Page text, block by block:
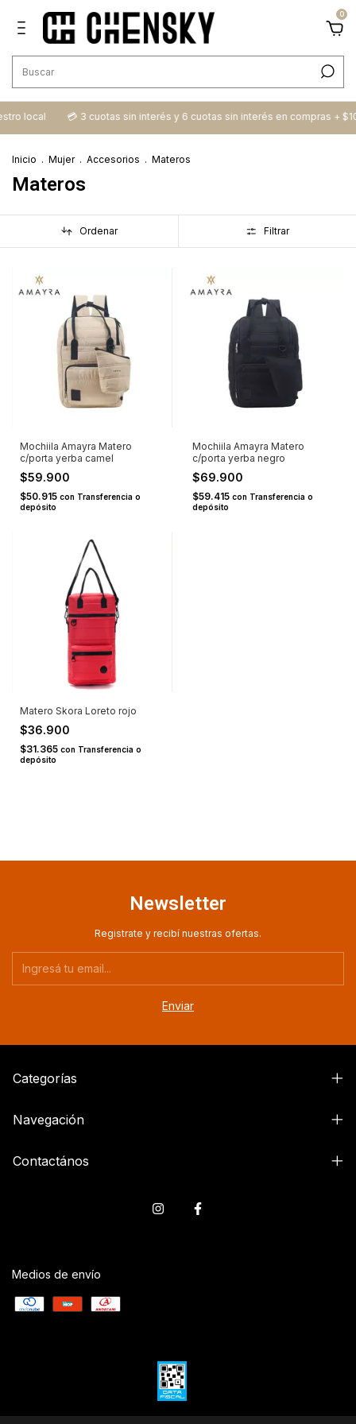
0
local 💳​ 3 cuotas sin interés y 6 cuotas sin interés en compras +
Inicio . Mujer . Accesorios . Materos
Materos
Ordenar Filtrar
Mochiila Amayra Matero
c/porta yerba camel
$59.900
$50.915 con Transferencia o
depósito
Mochiila Amayra Matero
c/porta yerba negro
$69.900
$59.415 con Transferencia o
depósito
Matero Skora Loreto rojo
$36.900
$31.365 con Transferencia o
depósito
Newsletter
Registrate y recibí nuestras ofertas.
Categorías
Navegación
Contactános
Medios de envío